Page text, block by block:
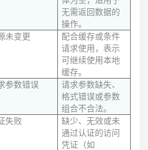
无需返回数据的
操作。
未变更
配合缓存或条件
请求使用，表示
可继续使用本地
缓存。
参数错误
请求参数缺失、
格式错误或参数
组合不合法。
失败
缺少、无效或未
通过认证的访问
凭证（如